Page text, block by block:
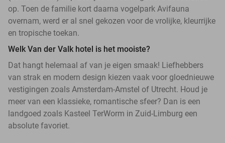
op. Toen de familie kort daarna vogelpark Avifauna
overnam, werd er al snel gekozen voor de vrolijke, kleurrijke
en tropische toekan.
Welk Van der Valk hotel is het mooiste?
Dat hangt helemaal af van je eigen smaak! Liefhebbers
van strak en modern design kiezen vaak voor gloednieuwe
vestigingen zoals Amsterdam-Amstel of Utrecht. Houd je
meer van een klassieke, romantische sfeer? Dan is een
landgoed zoals Kasteel TerWorm in Zuid-Limburg een
absolute favoriet.